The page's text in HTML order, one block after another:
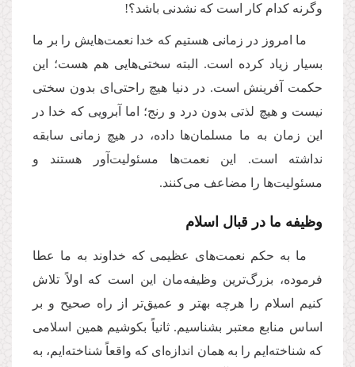
وگرنه کدام کار است که نشدنی باشد؟!
ما امروز در زمانی هستیم که خدا نعمت‌هایش را بر ما
بسیار زیاد کرده است. البته سختی‌هایی هم هست؛ این
حکمت آفرینش است. در دنیا هیچ راحتی‌ای بدون سختی
نیست و هیچ لذتی بدون درد و رنج؛ اما آبرویی که خدا در
این زمان به ما مسلمان‌ها داده، در هیچ زمانی سابقه
نداشته است. این نعمت‌ها مسئولیت‌آور هستند و
مسئولیت‌ها را مضاعف می‌کنند.
وظیفه ما در قبال اسلام
ما به حکم نعمت‌های عظیمی که خداوند به ما عطا
فرموده، بزرگ‌ترین وظیفه‌مان این است که اولاً تلاش
کنیم اسلام را هرچه بهتر و عمیق‌تر از راه صحیح و بر
اساس منابع معتبر بشناسیم. ثانیاً بکوشیم همین اسلامی
که شناخته‌ایم را به همان اندازه‌ای که واقعاً شناخته‌ایم، به